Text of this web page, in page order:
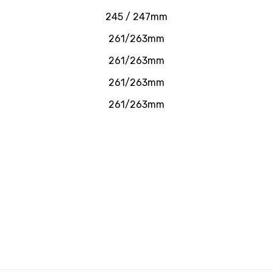
245 / 247mm
261/263mm
261/263mm
261/263mm
261/263mm